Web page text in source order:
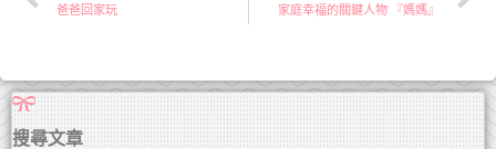
爸爸回家玩 家庭幸福的關鍵人物 『媽媽』
搜尋文章